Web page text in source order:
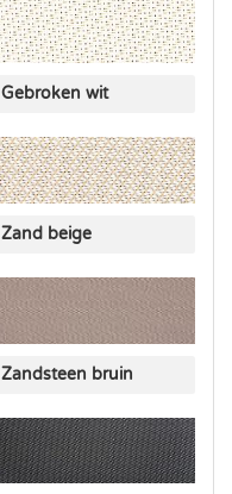
Gebroken wit
Zand beige
Zandsteen bruin